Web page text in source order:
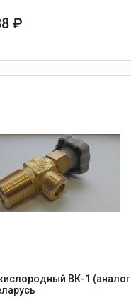
₽
В КОРЗИНУ
ВК-1 (аналог